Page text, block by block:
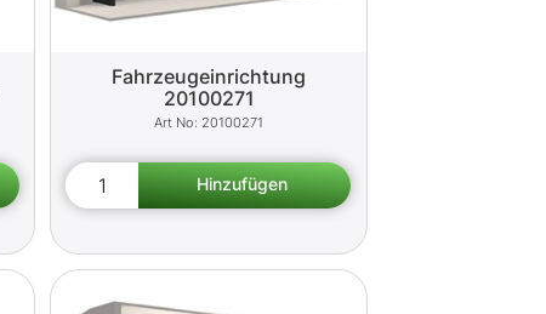
Fahrzeugeinrichtung
20100271
20100271